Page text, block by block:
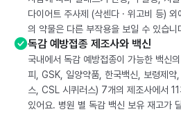
다이어트 주사제 (삭센다 · 위고비 등)
의 약물은 다른 부작용을 보일 수 있습니
독감 예방접종 제조사와 백신
국내에서 독감 예방접종이 가능한 백신
피, GSK, 일양약품, 한국백신, 보령제
스, CSL 시퀴러스) 7개의 제조사에서
있어요. 병원 별 독감 백신 보유 재고가